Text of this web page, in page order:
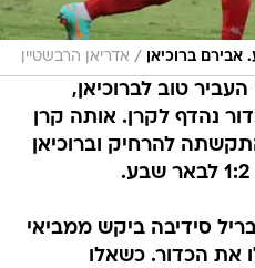
ברוכיאן / אדריאן הרבשטיין
העביר טוב לברוכיאן,
נהדף לקרן. אותה קרן
להרחיק וברוכיאן
ג'יבריל סידיבה ביקש ממביאי
את הכדור. כשאלו